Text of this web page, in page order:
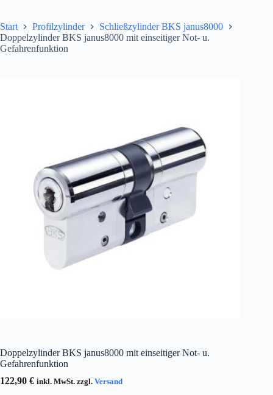
Start Profilzylinder
Schließzylinder BKS janus8000
Doppelzylinder BKS janus8000 mit einseitiger Not- u.
Gefahrenfunktion
Doppelzylinder BKS janus8000 mit einseitiger Not- u.
Gefahrenfunktion
122,90 € inkl. MwSt. zzgl. Versand